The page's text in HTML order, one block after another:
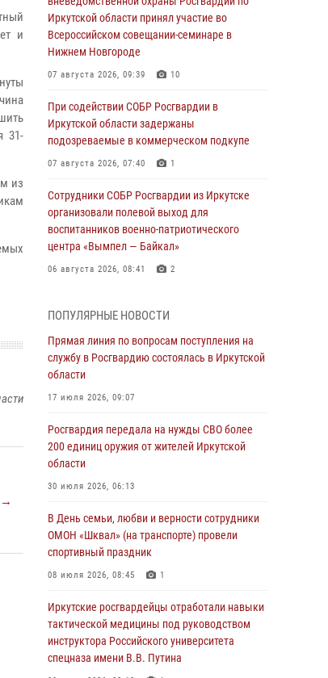
и
31-
из
→
Иркутской области принял участие во
Всероссийском совещании-семинаре в
Нижнем Новгороде
07 августа 2026, 09:39 10
При содействии СОБР Росгвардии в
Иркутской области задержаны
подозреваемые в коммерческом подкупе
07 августа 2026, 07:40 1
Сотрудники СОБР Росгвардии из Иркутске
организовали полевой выход для
воспитанников военно-патриотического
центра «Вымпел — Байкал»
06 августа 2026, 08:41 2
Росгвардии по Иркутской области по самбо
05 августа 2026, 07:44 4
Военнослужащий Росгвардии из Иркутска
а не казаться»
04 августа 2026, 07:14 3
03 августа 2026, 04:55
Росгвардия обеспечила безопасность
мероприятий, посвященных Дню Воздушно-
03 августа 2026, 03:32
Росгвардейцы из Братска присоединились к
донорской акции «От сердца к сердцу»
ПОПУЛЯРНЫЕ НОВОСТИ
Прямая линия по вопросам поступления на
службу в Росгвардию состоялась в Иркутской
области
17 июля 2026, 09:07
Росгвардия передала на нужды СВО более
200 единиц оружия от жителей Иркутской
области
30 июля 2026, 06:13
В День семьи, любви и верности сотрудники
ОМОН «Шквал» (на транспорте) провели
спортивный праздник
08 июля 2026, 08:45 1
Иркутские росгвардейцы отработали навыки
тактической медицины под руководством
инструктора Российского университета
спецназа имени В.В. Путина